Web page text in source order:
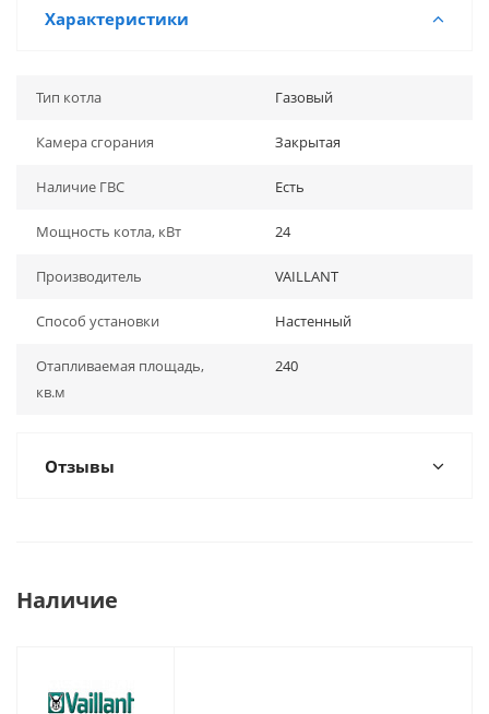
Характеристики
Тип котла Газовый
Камера сгорания Закрытая
Наличие ГВС Есть
Мощность котла, кВт 24
Производитель VAILLANT
Способ установки Настенный
Отапливаемая площадь,
кв.м
240
Отзывы
Наличие